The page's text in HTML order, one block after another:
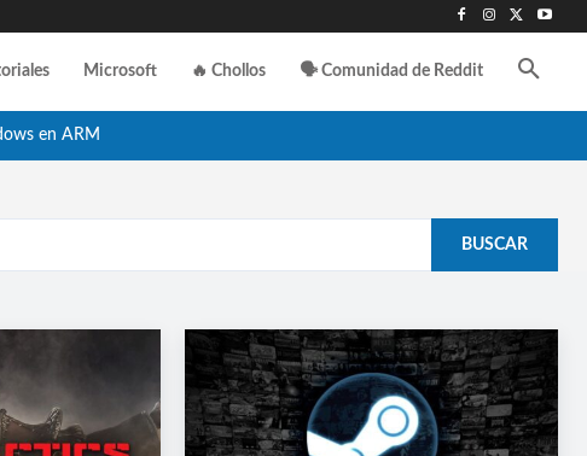
Microsoft 🔥 Chollos 🗣️ Comunidad de Reddit
en ARM
BUSCAR